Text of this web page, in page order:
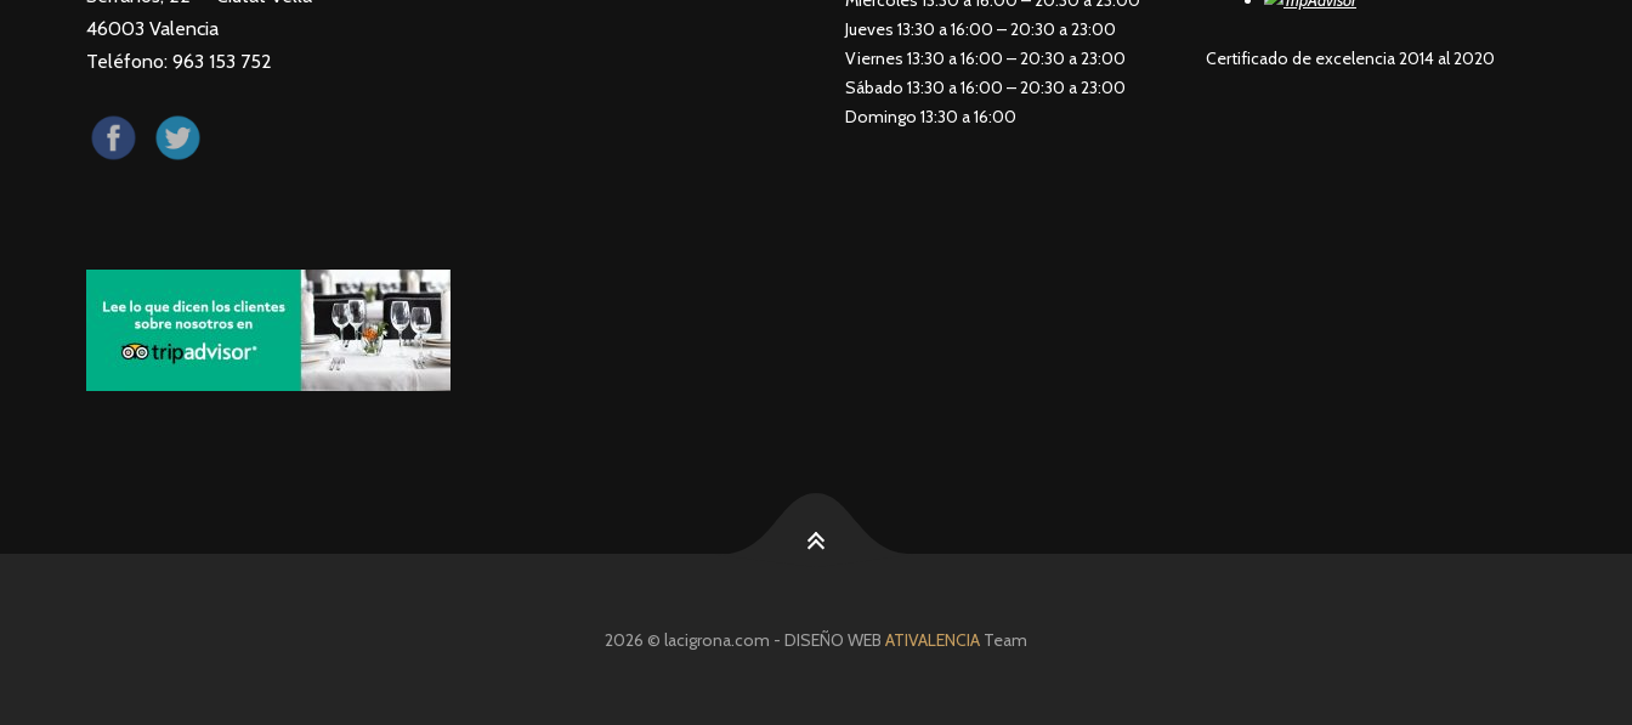
46003 Valencia
Teléfono: 963 153 752
Jueves 13:30 a 16:00 – 20:30 a 23:00
Viernes 13:30 a 16:00 – 20:30 a 23:00
Sábado 13:30 a 16:00 – 20:30 a 23:00
Domingo 13:30 a 16:00
Certificado de excelencia 2014 al 2020
2026 © lacigrona.com - DISEÑO WEB ATIVALENCIA Team